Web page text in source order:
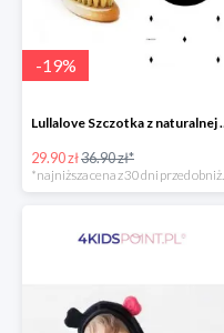
-19%
Lullalove Szczotka
29.90 zł36.90 zł*